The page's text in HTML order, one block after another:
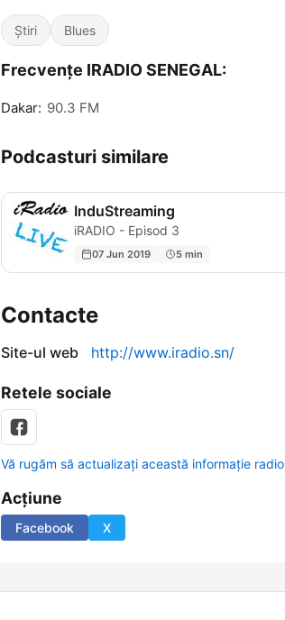
Știri Blues
Frecvențe IRADIO SENEGAL:
Dakar: 90.3 FM
Podcasturi similare
InduStreaming
iRADIO - Episod 3
07 Jun 2019 5 min
Contacte
Site-ul web http://www.iradio.sn/
Retele sociale
Vă rugăm să actualizați această informație radio
Acțiune
Facebook X